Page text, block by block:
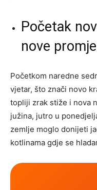
Početak
nove
Početkom naredne
vjetar, što znači novo
topliji zrak stiže i nova
južina, jutro u
zemlje moglo donijeti
kotlinama gdje se